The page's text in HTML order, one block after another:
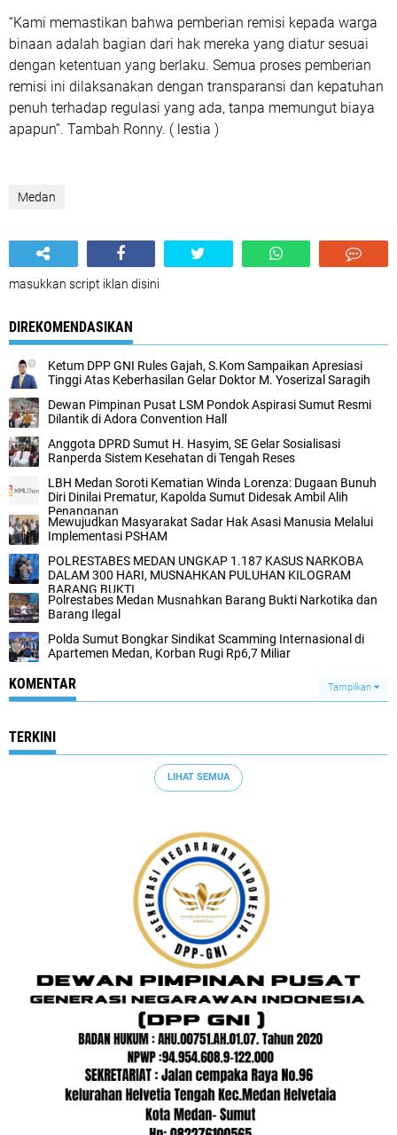
“Kami memastikan bahwa pemberian remisi kepada warga
binaan adalah bagian dari hak mereka yang diatur sesuai
dengan ketentuan yang berlaku. Semua proses pemberian
remisi ini dilaksanakan dengan transparansi dan kepatuhan
penuh terhadap regulasi yang ada, tanpa memungut biaya
apapun”. Tambah Ronny. ( lestia )
Medan
masukkan script iklan disini
DIREKOMENDASIKAN
Ketum DPP GNI Rules Gajah, S.Kom Sampaikan Apresiasi
Tinggi Atas Keberhasilan Gelar Doktor M. Yoserizal Saragih
Dewan Pimpinan Pusat LSM Pondok Aspirasi Sumut Resmi
Dilantik di Adora Convention Hall
Anggota DPRD Sumut H. Hasyim, SE Gelar Sosialisasi
Ranperda Sistem Kesehatan di Tengah Reses
LBH Medan Soroti Kematian Winda Lorenza: Dugaan Bunuh
Diri Dinilai Prematur, Kapolda Sumut Didesak Ambil Alih
Penanganan
Mewujudkan Masyarakat Sadar Hak Asasi Manusia Melalui
Implementasi PSHAM
POLRESTABES MEDAN UNGKAP 1.187 KASUS NARKOBA
DALAM 300 HARI, MUSNAHKAN PULUHAN KILOGRAM
BARANG BUKTI
Polrestabes Medan Musnahkan Barang Bukti Narkotika dan
Barang Ilegal
Polda Sumut Bongkar Sindikat Scamming Internasional di
Apartemen Medan, Korban Rugi Rp6,7 Miliar
KOMENTAR Tampilkan
TERKINI
LIHAT SEMUA